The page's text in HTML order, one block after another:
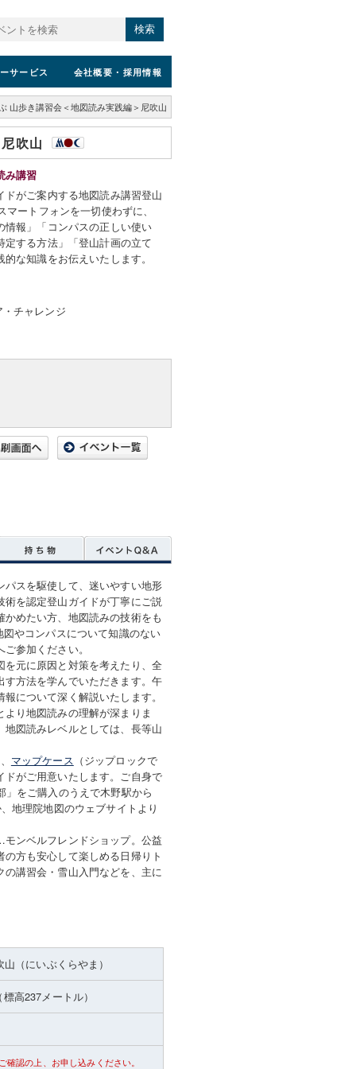
検索
サービス 会社概要 ・採用情報
山歩き講習会＜地図読み実践編＞尼吹山
吹山
み講習
ドがご案内する地図読み講習登山
ートフォンを一切使わずに、
情報」「コンパスの正しい使い
する方法」「登山計画の立て
な知識をお伝えいたします。
チャレンジ
スを駆使して、迷いやすい地形
を認定登山ガイドが丁寧にご説
めたい方、地図読みの技術をも
やコンパスについて知識のない
参加ください。
元に原因と対策を考えたり、全
す方法を学んでいただきます。午
について深く解説いたします。
り地図読みの理解が深まりま
図読みレベルとしては、長等山
マップケース （ジップロックで
がご用意いたします。ご自身で
をご購入のうえで木野駅から
地理院地図のウェブサイトより
ンベルフレンドショップ。公益
方も安心して楽しめる日帰りト
講習会・雪山入門などを、主に
（にいぶくらやま）
（標高237メートル）
認の上、お申し込みください。